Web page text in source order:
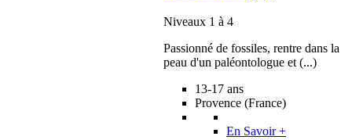
Niveaux 1 à 4
Passionné de fossiles, rentre dans la
peau d'un paléontologue et (...)
13-17 ans
Provence (France)
En Savoir +